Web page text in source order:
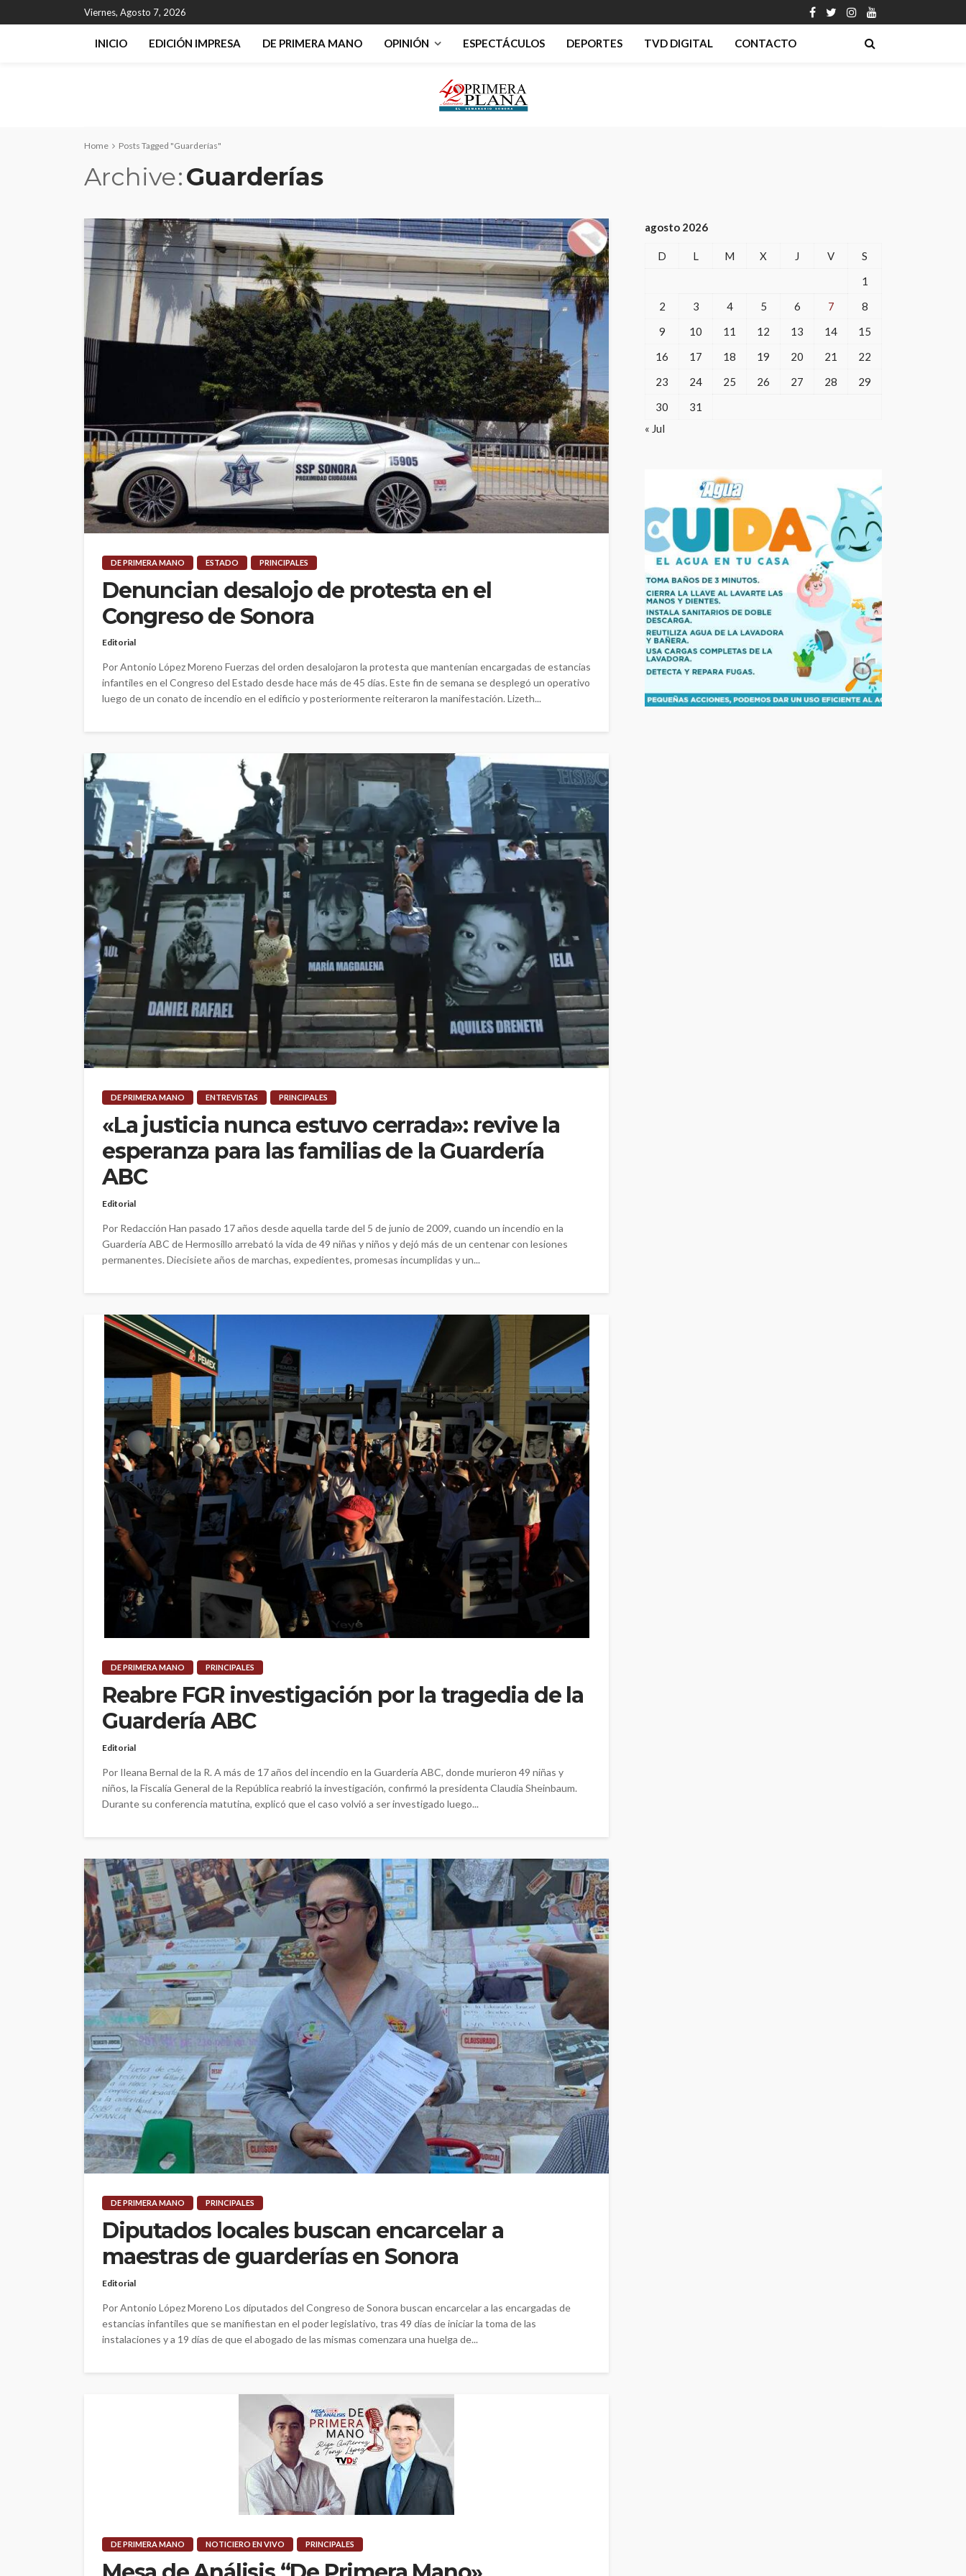
Viernes, Agosto 7, 2026
INICIO EDICIÓN IMPRESA DE PRIMERA MANO OPINIÓN ESPECTÁCULOS DEPORTES TVD DIGITAL CONTACTO
Home Posts Tagged "Guarderías"
Archive Guarderías
DE PRIMERA MANO ESTADO PRINCIPALES
Denuncian desalojo de protesta en el
Congreso de Sonora
Editorial
Por Antonio López Moreno Fuerzas del orden desalojaron la protesta que mantenían encargadas de estancias
infantiles en el Congreso del Estado desde hace más de 45 días. Este fin de semana se desplegó un operativo
luego de un conato de incendio en el edificio y posteriormente reiteraron la manifestación. Lizeth...
DE PRIMERA MANO ENTREVISTAS PRINCIPALES
«La justicia nunca estuvo cerrada»: revive la
esperanza para las familias de la Guardería
ABC
Editorial
Por Redacción Han pasado 17 años desde aquella tarde del 5 de junio de 2009, cuando un incendio en la
Guardería ABC de Hermosillo arrebató la vida de 49 niñas y niños y dejó más de un centenar con lesiones
permanentes. Diecisiete años de marchas, expedientes, promesas incumplidas y un...
DE PRIMERA MANO PRINCIPALES
Reabre FGR investigación por la tragedia de la
Guardería ABC
Editorial
Por Ileana Bernal de la R. A más de 17 años del incendio en la Guardería ABC, donde murieron 49 niñas y
niños, la Fiscalía General de la República reabrió la investigación, confirmó la presidenta Claudia Sheinbaum.
Durante su conferencia matutina, explicó que el caso volvió a ser investigado luego...
DE PRIMERA MANO PRINCIPALES
Diputados locales buscan encarcelar a
maestras de guarderías en Sonora
Editorial
Por Antonio López Moreno Los diputados del Congreso de Sonora buscan encarcelar a las encargadas de
estancias infantiles que se manifiestan en el poder legislativo, tras 49 días de iniciar la toma de las
instalaciones y a 19 días de que el abogado de las mismas comenzara una huelga de...
DE PRIMERA MANO NOTICIERO EN VIVO PRINCIPALES
agosto 2026
D L M X J V
S
1
2
3 4 5 6 7
8
9
10 11 12 13 14
15
16
17 18 19 20 21
22
23
24 25 26 27 28
29
30
31
« Jul